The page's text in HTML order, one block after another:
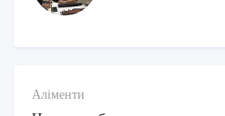
Аліменти